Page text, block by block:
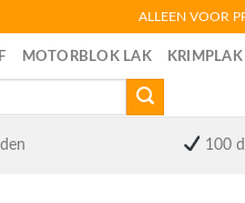
ALLEEN VOOR
MOTORBLOK LAK KRIMPLAK
100